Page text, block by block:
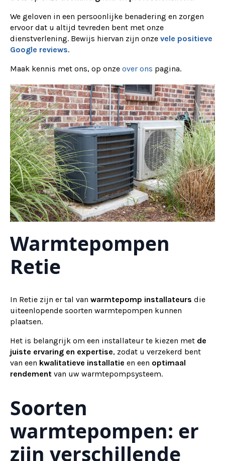
We geloven in een persoonlijke benadering en zorgen
ervoor dat u altijd tevreden bent met onze
dienstverlening. Bewijs hiervan zijn onze vele positieve
Google reviews.
Maak kennis met ons, op onze over ons pagina.
Warmtepompen
Retie
In Retie zijn er tal van warmtepomp installateurs die
uiteenlopende soorten warmtepompen kunnen
plaatsen.
Het is belangrijk om een installateur te kiezen met de
juiste ervaring en expertise, zodat u verzekerd bent
van een kwalitatieve installatie en een optimaal
rendement van uw warmtepompsysteem.
Soorten
warmtepompen: er
zijn verschillende